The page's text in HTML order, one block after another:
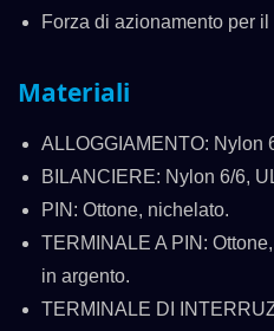
Forza di azionamento per
Materiali
ALLOGGIAMENTO: Nylon
BILANCIERE: Nylon 6/6,
PIN: Ottone, nichelato.
TERMINALE A PIN:
in argento.
TERMINALE DI